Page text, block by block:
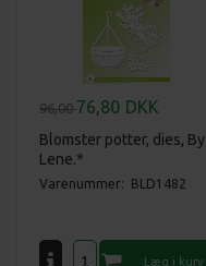
96,0076,80 DKK
Blomster potter, dies, By
Lene.*
Varenummer: BLD1482